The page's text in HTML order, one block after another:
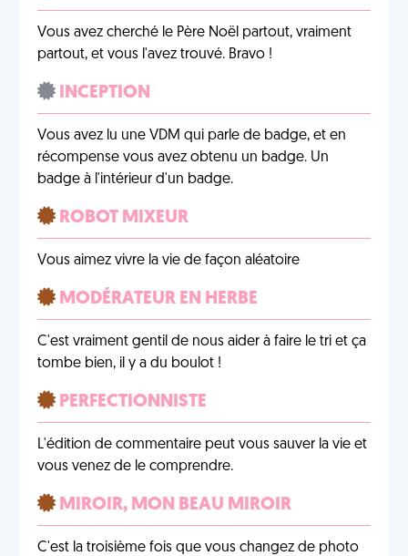
Vous avez cherché le Père Noël partout, vraiment
partout, et vous l'avez trouvé. Bravo !
INCEPTION
Vous avez lu une VDM qui parle de badge, et en
récompense vous avez obtenu un badge. Un
badge à l'intérieur d'un badge.
ROBOT MIXEUR
Vous aimez vivre la vie de façon aléatoire
MODÉRATEUR EN HERBE
C'est vraiment gentil de nous aider à faire le tri et ça
tombe bien, il y a du boulot !
PERFECTIONNISTE
L'édition de commentaire peut vous sauver la vie et
vous venez de le comprendre.
MIROIR, MON BEAU MIROIR
C'est la troisième fois que vous changez de photo